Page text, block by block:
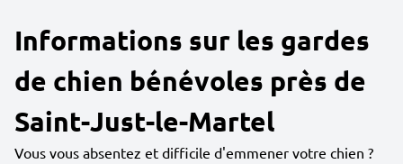
Informations sur les gardes
de chien bénévoles près de
Saint-Just-le-Martel
Vous vous absentez et difficile d'emmener votre chien ?